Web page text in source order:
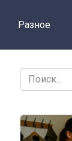
Разное
Search
for: